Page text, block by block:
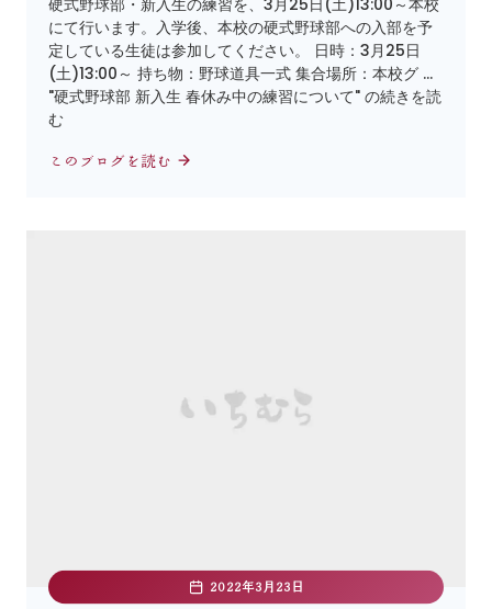
にて行います。入学後、本校の硬式野球部への入部を予
定している生徒は参加してください。 日時：3月25日
(土)13:00～ 持ち物：野球道具一式 集合場所：本校グ …
"硬式野球部 新入生 春休み中の練習について" の続きを読
む
このブログを読む
2022年3月23日